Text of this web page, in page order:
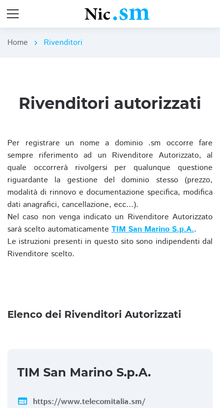
Home chevron_right Rivenditori
Rivenditori autorizzati
Per registrare un nome a dominio .sm occorre fare
sempre riferimento ad un Rivenditore Autorizzato, al
quale occorrerà rivolgersi per qualunque questione
riguardante la gestione del dominio stesso (prezzo,
modalità di rinnovo e documentazione specifica, modifica
dati anagrafici, cancellazione, ecc...).
Nel caso non venga indicato un Rivenditore Autorizzato
sarà scelto automaticamente TIM San Marino S.p.A..
Le istruzioni presenti in questo sito sono indipendenti dal
Rivenditore scelto.
Elenco dei Rivenditori Autorizzati
TIM San Marino S.p.A.
web https://www.telecomitalia.sm/